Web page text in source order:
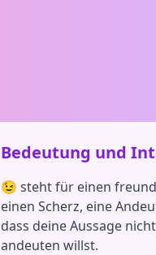
Bedeutung und
😉 steht für einen
einen Scherz, eine
dass deine Aussage
andeuten willst.